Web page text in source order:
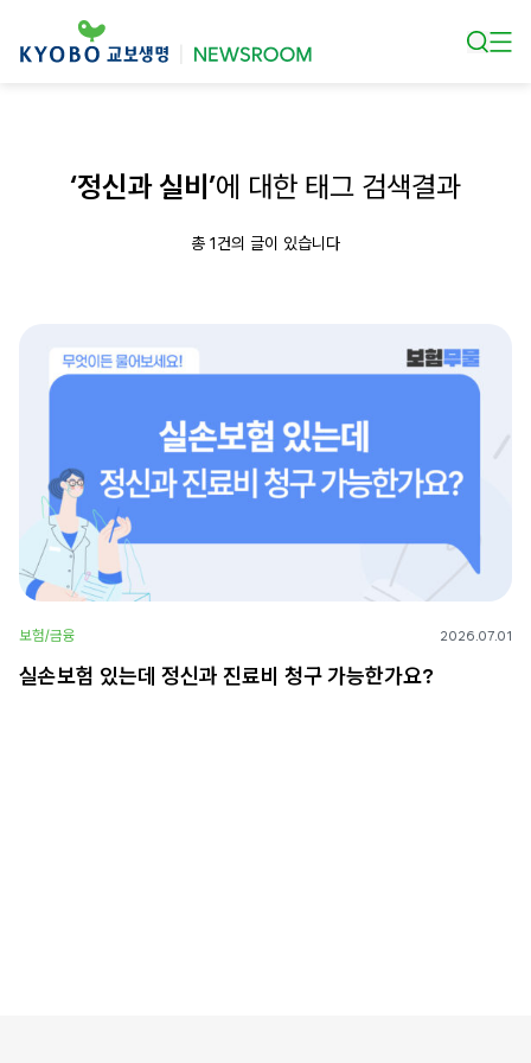
‘정신과 실비’에 대한 태그 검색결과
총 1건의 글이 있습니다
보험/금융 2026.07.01
실손보험 있는데 정신과 진료비 청구 가능한가요?